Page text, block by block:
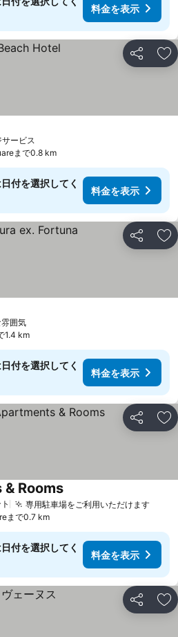
料金を表示
シェア お
ービス
まで0.8 km
付を選択してく
料金を表示
シェア お
囲気
1.4 km
付を選択してく
料金を表示
シェア お
専用駐車場をご利用いただけます
Rooms
まで0.7 km
付を選択してく
料金を表示
シェア お